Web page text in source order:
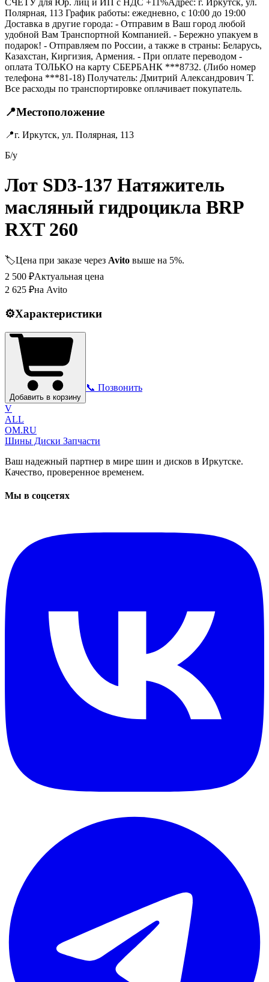
СЧЁТУ для Юр. лиц и ИП с НДС +11%Адрес: г. Иркутск, ул.
Полярная, 113 График работы: ежедневно, с 10:00 до 19:00
Доставка в другие города: - Отправим в Ваш город любой
удобной Вам Транспортной Компанией. - Бережно упакуем в
подарок! - Отправляем по России, а также в страны: Беларусь,
Казахстан, Киргизия, Армения. - При оплате переводом -
оплата ТОЛЬКО на карту СБЕРБАНК ***8732. (Либо номер
телефона ***81-18) Получатель: Дмитрий Александрович Т.
Все расходы по транспортировке оплачивает покупатель.
📍Местоположение
📍г. Иркутск, ул. Полярная, 113
Б/у
Лот SD3-137 Натяжитель
масляный гидроцикла BRP
RXT 260
🏷️Цена при заказе через Avito выше на 5%.
2 500 ₽Актуальная цена
2 625 ₽на Avito
⚙️Характеристики
Добавить в корзину
📞 Позвонить
V
ALL
OM.RU
Шины Диски Запчасти
Ваш надежный партнер в мире шин и дисков в Иркутске.
Качество, проверенное временем.
Мы в соцсетях